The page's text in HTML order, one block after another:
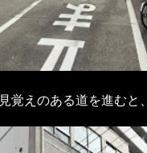
見覚えのある道を進むと、